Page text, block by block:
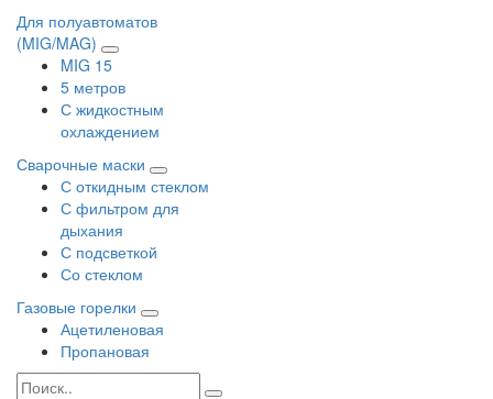
Для полуавтоматов
(MIG/MAG)
MIG 15
5 метров
С жидкостным
охлаждением
Сварочные маски
С откидным стеклом
С фильтром для
дыхания
С подсветкой
Со стеклом
Газовые горелки
Ацетиленовая
Пропановая